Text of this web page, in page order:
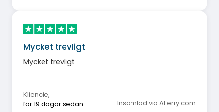
Mycket trevligt
Mycket trevligt
Kliencie,
för 19 dagar sedan
Insamlad via AFerry.com